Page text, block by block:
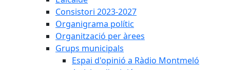
Consistori 2023-2027
Organigrama polític
Organització per àrees
Grups municipals
Espai d'opinió a Ràdio Montmeló